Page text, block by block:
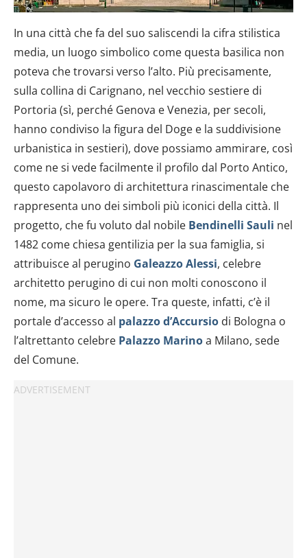
In una città che fa del suo saliscendi la cifra stilistica
media, un luogo simbolico come questa basilica non
poteva che trovarsi verso l’alto. Più precisamente,
sulla collina di Carignano, nel vecchio sestiere di
Portoria (sì, perché Genova e Venezia, per secoli,
hanno condiviso la figura del Doge e la suddivisione
urbanistica in sestieri), dove possiamo ammirare, così
come ne si vede facilmente il profilo dal Porto Antico,
questo capolavoro di architettura rinascimentale che
rappresenta uno dei simboli più iconici della città. Il
progetto, che fu voluto dal nobile Bendinelli Sauli nel
1482 come chiesa gentilizia per la sua famiglia, si
attribuisce al perugino Galeazzo Alessi, celebre
architetto perugino di cui non molti conoscono il
nome, ma sicuro le opere. Tra queste, infatti, c’è il
portale d’accesso al palazzo d’Accursio di Bologna o
l’altrettanto celebre Palazzo Marinoa Milano, sede
del Comune.